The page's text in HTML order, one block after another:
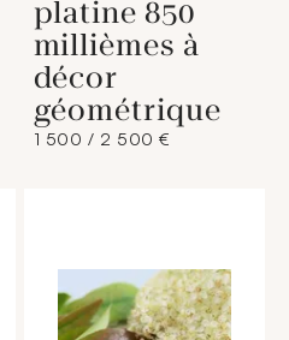
platine 850
millièmes à
décor
géométrique
1 500 / 2 500 €